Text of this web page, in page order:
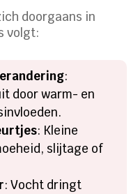
doorgaans in
volgt:
:
door warm- en
: Kleine
slijtage of
: Vocht dringt